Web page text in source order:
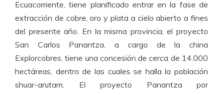
Ecuacorriente, tiene planificado entrar en la fase de
extracción de cobre, oro y plata a cielo abierto a fines
del presente año. En la misma provincia, el proyecto
San Carlos Panantza, a cargo de la china
Explorcobres, tiene una concesión de cerca de 14.000
hectáreas, dentro de las cuales se halla la población
shuar-arutam. El proyecto Panantza por